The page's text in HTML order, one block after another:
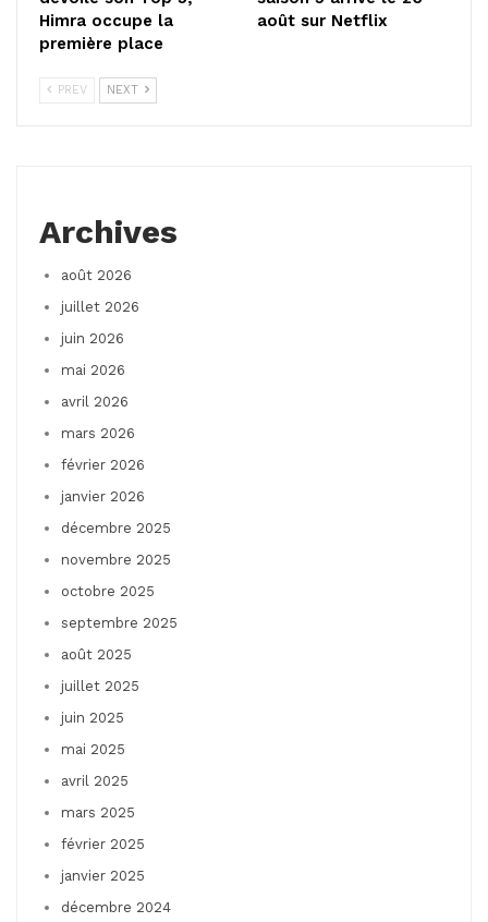
Himra occupe la
première place
août sur Netflix
PREV NEXT
Archives
août 2026
juillet 2026
juin 2026
mai 2026
avril 2026
mars 2026
février 2026
janvier 2026
décembre 2025
novembre 2025
octobre 2025
septembre 2025
août 2025
juillet 2025
juin 2025
mai 2025
avril 2025
mars 2025
février 2025
janvier 2025
décembre 2024